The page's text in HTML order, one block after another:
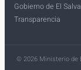
Gobierno de El
Transparencia
© 2026 Ministerio de